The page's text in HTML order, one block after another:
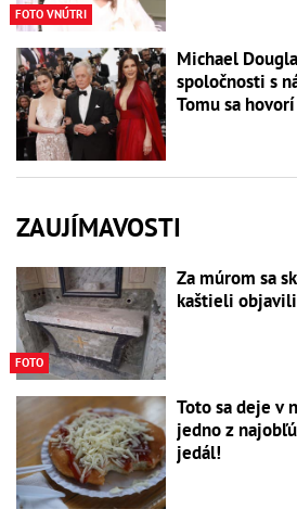
FOTO VNÚTRI
Michael
spoločnosti s
Tomu sa
ZAUJÍMAVOSTI
FOTO
Za múrom sa
kaštieli
Toto sa deje v
jedno z
jedál!